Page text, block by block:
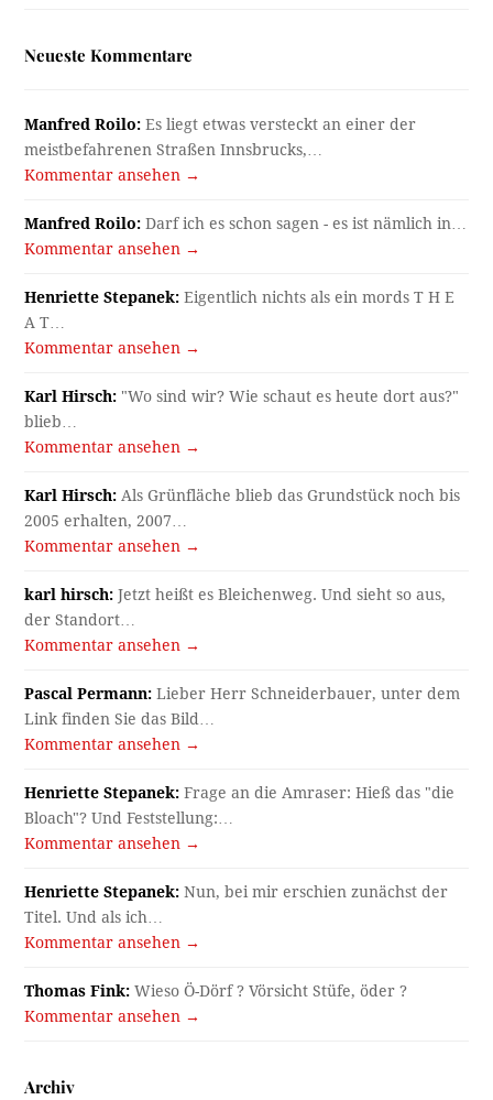
Neueste Kommentare
Manfred Roilo: Es liegt etwas versteckt an einer der
meistbefahrenen Straßen Innsbrucks,…
Kommentar ansehen →
Manfred Roilo: Darf ich es schon sagen - es ist nämlich in…
Kommentar ansehen →
Henriette Stepanek: Eigentlich nichts als ein mords T H E
A T…
Kommentar ansehen →
Karl Hirsch: "Wo sind wir? Wie schaut es heute dort aus?"
blieb…
Kommentar ansehen →
Karl Hirsch: Als Grünfläche blieb das Grundstück noch bis
2005 erhalten, 2007…
Kommentar ansehen →
karl hirsch: Jetzt heißt es Bleichenweg. Und sieht so aus,
der Standort…
Kommentar ansehen →
Pascal Permann: Lieber Herr Schneiderbauer, unter dem
Link finden Sie das Bild…
Kommentar ansehen →
Henriette Stepanek: Frage an die Amraser: Hieß das "die
Bloach"? Und Feststellung:…
Kommentar ansehen →
Henriette Stepanek: Nun, bei mir erschien zunächst der
Titel. Und als ich…
Kommentar ansehen →
Thomas Fink: Wieso Ö-Dörf ? Vörsicht Stüfe, öder ?
Kommentar ansehen →
Archiv